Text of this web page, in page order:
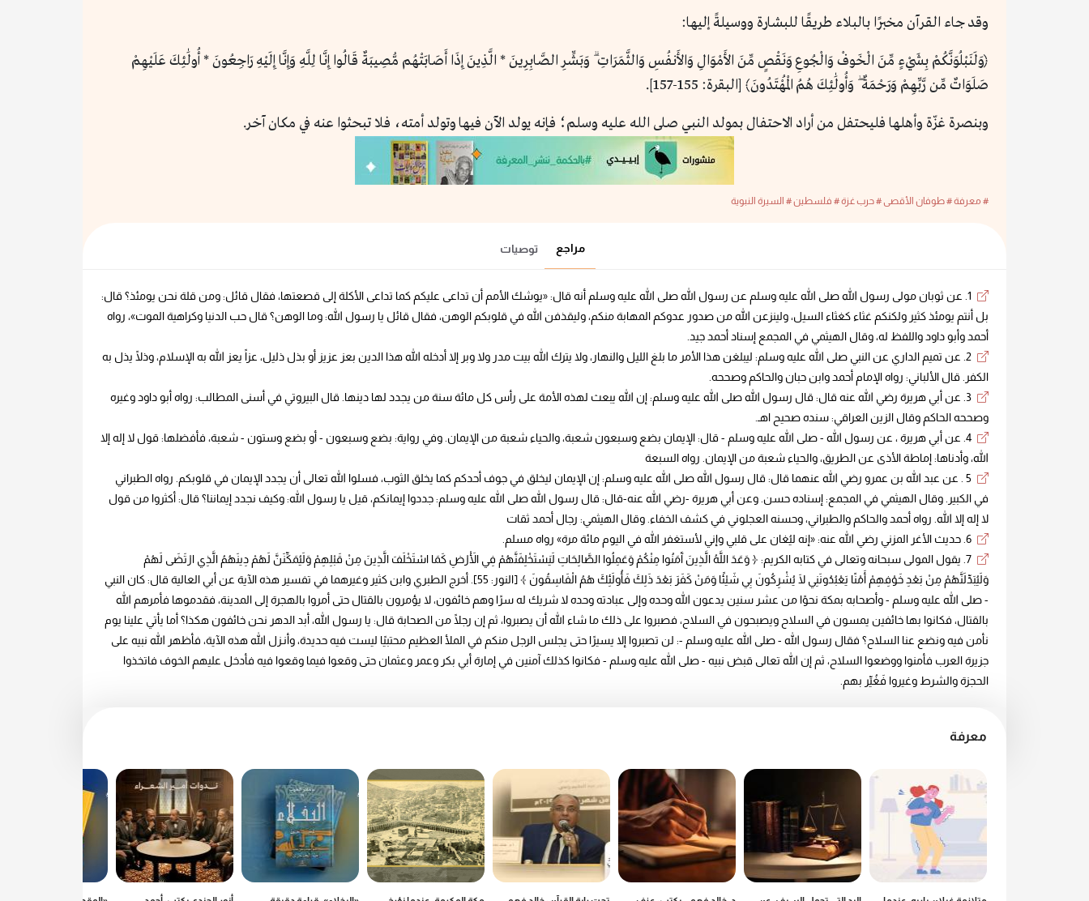
وقد جاء القرآن مخبرًا بالبلاء طريقًا للبشارة ووسيلةً إليها:
﴿وَلَنَبْلُوَنَّكُمْ بِشَيْءٍ مِّنَ الْخَوفْ وَالْجُوعِ وَنَقْصٍ مِّنَ الأَمْوَالِ وَالأَنفُسِ وَالثَّمَرَاتِ ۗ وَبَشِّرِ الصَّابِرِينَ * الَّذِينَ إِذَا أَصَابَتْهُم مُّصِيبَةٌ قَالُوا إِنَّا لِلَّهِ وَإِنَّا إِلَيْهِ رَاجِعُونَ * أُولَٰئِكَ عَلَيْهِمْ
صَلَوَاتٌ مِّن رَّبِّهِمْ وَرَحْمَةٌ ۖ وَأُولَٰئِكَ هُمُ الْمُهْتَدُونَ﴾ [البقرة: 155-157].
وبنصرة غزّة وأهلها فليحتفل من أراد الاحتفال بمولد النبي صلى الله عليه وسلم؛ فإنه يولد الآن فيها وتولد أمته، فلا تبحثوا عنه في مكان آخر.
# معرفة# طوفان الأقصى# حرب غزة# فلسطين# السيرة النبوية
مراجع توصيات
1. عن ثوبان مولى رسول الله صلى الله عليه وسلم عن رسول الله صلى الله عليه وسلم أنه قال: «يوشك الأمم أن تداعى عليكم كما تداعى الأكلة إلى قصعتها، فقال قائل: ومن قلة نحن يومئذ؟ قال:
بل أنتم يومئذ كثير ولكنكم غثاء كغثاء السيل، ولينزعن الله من صدور عدوكم المهابة منكم، وليقذفن الله في قلوبكم الوهن، فقال قائل يا رسول الله: وما الوهن؟ قال حب الدنيا وكراهية الموت»، رواه
أحمد وأبو داود واللفظ له، وقال الهيثمي في المجمع إسناد أحمد جيد.
2. عن تميم الداري عن النبي صلى الله عليه وسلم: ليبلغن هذا الأمر ما بلغ الليل والنهار، ولا يترك الله بيت مدر ولا وبر إلا أدخله الله هذا الدين بعز عزيز أو بذل ذليل، عزاً يعز الله به الإسلام، وذلًا يذل به
الكفر. قال الألباني: رواه الإمام أحمد وابن حبان والحاكم وصححه.
3. عن أبي هريرة رضي الله عنه قال: قال رسول الله صلى الله عليه وسلم: إن الله يبعث لهذه الأمة على رأس كل مائة سنة من يجدد لها دينها. قال البيروتي في أسنى المطالب: رواه أبو داود وغيره
وصححه الحاكم وقال الزين العراقي: سنده صحيح اهـ.
4. عن أبي هريرة ، عن رسول الله - صلى الله عليه وسلم - قال: الإيمان بضع وسبعون شعبة، والحياء شعبة من الإيمان. وفي رواية: بضع وسبعون - أو بضع وستون - شعبة، فأفضلها: قول لا إله إلا
الله، وأدناها: إماطة الأذى عن الطريق، والحياء شعبة من الإيمان. رواه السبعة
5 . عن عبد الله بن عمرو رضي الله عنهما قال: قال رسول الله صلى الله عليه وسلم: إن الإيمان ليخلق في جوف أحدكم كما يخلق الثوب، فسلوا الله تعالى أن يجدد الإيمان في قلوبكم. رواه الطبراني
في الكبير. وقال الهيثمي في المجمع: إسناده حسن. وعن أبي هريرة -رضي الله عنه-قال: قال رسول الله صلى الله عليه وسلم: جددوا إيمانكم، قيل يا رسول الله: وكيف نجدد إيماننا؟ قال: أكثروا من قول
لا إله إلا الله. رواه أحمد والحاكم والطبراني، وحسنه العجلوني في كشف الخفاء. وقال الهيثمي: رجال أحمد ثقات
7. يقول المولى سبحانه وتعالى في كتابه الكريم: ﴿ وَعَدَ اللَّهُ الَّذِينَ آَمَنُوا مِنْكُمْ وَعَمِلُوا الصَّالِحَاتِ لَيَسْتَخْلِفَنَّهُمْ فِي الْأَرْضِ كَمَا اسْتَخْلَفَ الَّذِينَ مِنْ قَبْلِهِمْ وَلَيُمَكِّنَنَّ لَهُمْ دِينَهُمُ الَّذِي ارْتَضَى لَهُمْ
وَلَيُبَدِّلَنَّهُمْ مِنْ بَعْدِ خَوْفِهِمْ أَمْنًا يَعْبُدُونَنِي لَا يُشْرِكُونَ بِي شَيْئًا وَمَنْ كَفَرَ بَعْدَ ذَلِكَ فَأُولَئِكَ هُمُ الْفَاسِقُونَ ﴾ [النور: 55]. أخرج الطبري وابن كثير وغيرهما في تفسير هذه الآية عن أبي العالية قال: كان النبي
- صلى الله عليه وسلم - وأصحابه بمكة نحوًا من عشر سنين يدعون الله وحده وإلى عبادته وحده لا شريك له سرًا وهم خائفون، لا يؤمرون بالقتال حتى أمروا بالهجرة إلى المدينة، فقدموها فأمرهم الله
بالقتال، فكانوا بها خائفين يمسون في السلاح ويصبحون في السلاح، فصبروا على ذلك ما شاء الله أن يصبروا، ثم إن رجلًا من الصحابة قال: يا رسول الله، أبد الدهر نحن خائفون هكذا؟ أما يأتي علينا يوم
نأمن فيه ونضع عنا السلاح؟ فقال رسول الله - صلى الله عليه وسلم -: لن تصبروا إلا يسيرًا حتى يجلس الرجل منكم في الملأ العظيم محتبيًا ليست فيه حديدة، وأنـزل الله هذه الآية، فأظهر الله نبيه على
جزيرة العرب فأمنوا ووضعوا السلاح، ثم إن الله تعالى قبض نبيه - صلى الله عليه وسلم - فكانوا كذلك آمنين في إمارة أبي بكر وعمر وعثمان حتى وقعوا فيما وقعوا فيه فأدخل عليهم الخوف فاتخذوا
الحجزة والشرط وغيروا فَغُيِّر بهم.
معرفة